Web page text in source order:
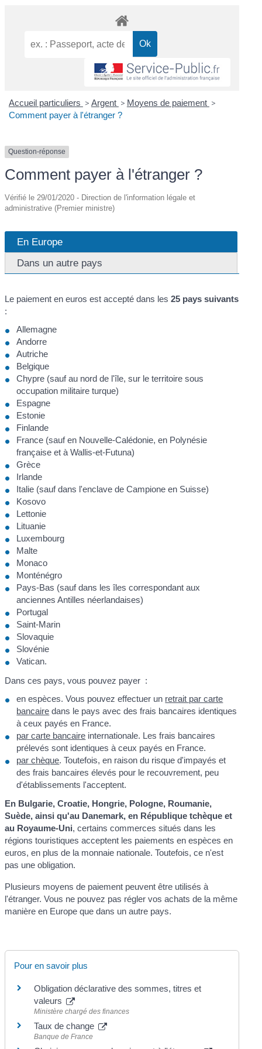
Accueil particuliers > Argent > Moyens de paiement >
Comment payer à l'étranger ?
Question-réponse
Comment payer à l'étranger ?
Vérifié le 29/01/2020 - Direction de l'information légale et
administrative (Premier ministre)
En Europe
Dans un autre pays
Le paiement en euros est accepté dans les25 pays suivants
:
Allemagne
Andorre
Autriche
Belgique
Chypre (sauf au nord de l'île, sur le territoire sous
occupation militaire turque)
Espagne
Estonie
Finlande
France (sauf en Nouvelle-Calédonie, en Polynésie
française et à Wallis-et-Futuna)
Grèce
Irlande
Italie (sauf dans l'enclave de Campione en Suisse)
Kosovo
Lettonie
Lituanie
Luxembourg
Malte
Monaco
Monténégro
Pays-Bas (sauf dans les îles correspondant aux
anciennes Antilles néerlandaises)
Portugal
Saint-Marin
Slovaquie
Slovénie
Vatican.
Dans ces pays, vous pouvez payer :
en espèces. Vous pouvez effectuer un retrait par carte
bancaire dans le pays avec des frais bancaires identiques
à ceux payés en France.
par carte bancaire internationale. Les frais bancaires
prélevés sont identiques à ceux payés en France.
par chèque. Toutefois, en raison du risque d'impayés et
des frais bancaires élevés pour le recouvrement, peu
d'établissements l'acceptent.
En Bulgarie, Croatie, Hongrie, Pologne, Roumanie,
Suède, ainsi qu'au Danemark, en République tchèque et
au Royaume-Uni, certains commerces situés dans les
régions touristiques acceptent les paiements en espèces en
euros, en plus de la monnaie nationale. Toutefois, ce n'est
pas une obligation.
Plusieurs moyens de paiement peuvent être utilisés à
l'étranger. Vous ne pouvez pas régler vos achats de la même
manière en Europe que dans un autre pays.
Pour en savoir plus
Obligation déclarative des sommes, titres et
valeurs
Ministère chargé des finances
Taux de change
Banque de France